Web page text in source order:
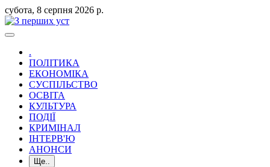
субота, 8 серпня 2026 р.
.
ПОЛІТИКА
ЕКОНОМІКА
СУСПІЛЬСТВО
ОСВІТА
КУЛЬТУРА
ПОДІЇ
КРИМІНАЛ
ІНТЕРВ'Ю
АНОНСИ
Ще..